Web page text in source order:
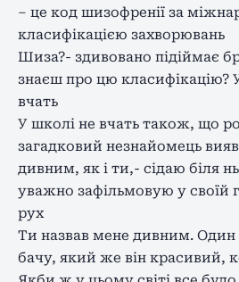
– це код шизофренії за
класифікацією захворювань
Шиза?- здивовано підіймає
знаєш про цю класифікацію?
вчать
У школі не вчать також, що
загадковий незнайомець
дивним, як і ти,- сідаю біля
уважно зафільмовую у своїй
рух
Ти назвав мене дивним. Один
бачу, який же він красивий,